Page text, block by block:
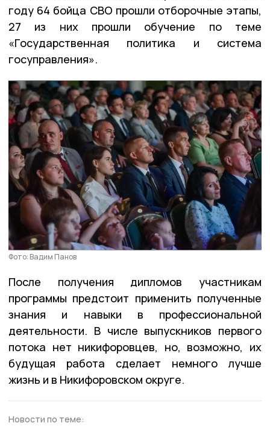
году 64 бойца СВО прошли отборочные этапы,
27 из них прошли обучение по теме
«Государственная политика и система
госуправления».
Фото: Вадим Панов
После получения дипломов участникам
программы предстоит применить полученные
знания и навыки в профессиональной
деятельности. В числе выпускников первого
потока нет никифоровцев, но, возможно, их
будущая работа сделает немного лучше
жизнь и в Никифоровском округе.
Новости по теме: